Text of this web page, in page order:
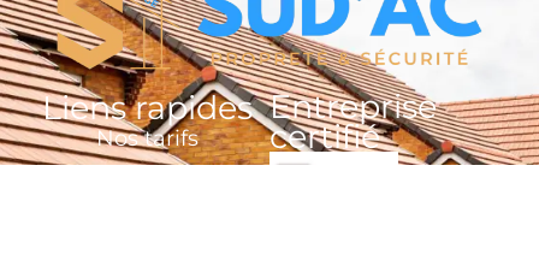
Liens rapides
Nos tarifs
Entreprise
certifié